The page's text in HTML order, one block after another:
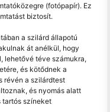
(fotópapír). Ez
biztosít.
a szilárd állapotú
át anélkül, hogy
lehetővé téve számukra,
és kötődnek a
révén a szilárdtest
és nyomás alatt
tartós színeket